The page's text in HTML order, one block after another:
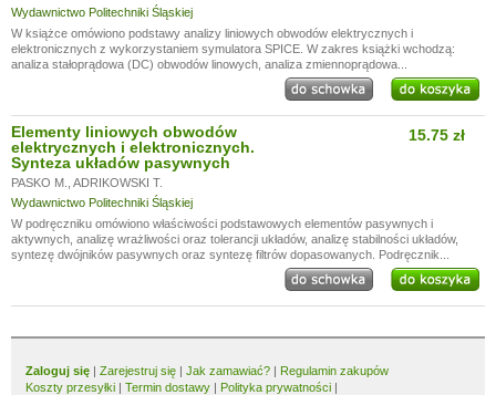
Wydawnictwo Politechniki Śląskiej
W książce omówiono podstawy analizy liniowych obwodów elektrycznych i
elektronicznych z wykorzystaniem symulatora SPICE. W zakres książki wchodzą:
analiza stałoprądowa (DC) obwodów linowych, analiza zmiennoprądowa...
Elementy liniowych obwodów
elektrycznych i elektronicznych.
Synteza układów pasywnych
PASKO M.
ADRIKOWSKI T.
Wydawnictwo Politechniki Śląskiej
15.75 zł
W podręczniku omówiono właściwości podstawowych elementów pasywnych i
aktywnych, analizę wrażliwości oraz tolerancji układów, analizę stabilności układów,
syntezę dwójników pasywnych oraz syntezę filtrów dopasowanych. Podręcznik...
Zaloguj się | Zarejestruj się | Jak zamawiać? | Regulamin zakupów
Koszty przesyłki | Termin dostawy | Polityka prywatności |